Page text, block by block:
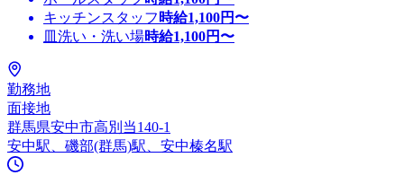
キッチンスタッフ 時給1,100円〜
皿洗い・洗い場時給1,100円〜
勤務地
面接地
群馬県安中市高別当140-1
安中駅、磯部(群馬)駅、安中榛名駅